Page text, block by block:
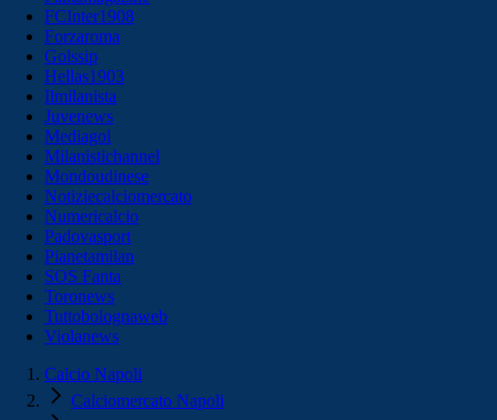
FCInter1908
Forzaroma
Golssip
Hellas1903
Ilmilanista
Juvenews
Mediagol
Milanistichannel
Mondoudinese
Notiziecalciomercato
Numericalcio
Padovasport
Pianetamilan
SOS Fanta
Toronews
Tuttobolognaweb
Violanews
Calcio Napoli
Calciomercato Napoli